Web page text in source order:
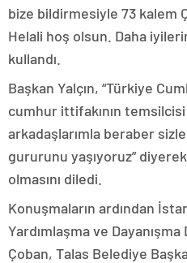
bize bildirmesiyle 73 kalem
Helali hoş olsun. Daha
kullandı.
Başkan Yalçın, “Türkiye
cumhur ittifakının
arkadaşlarımla beraber
gururunu yaşıyoruz”
olmasını diledi.
Konuşmaların ardından
Yardımlaşma ve
Çoban, Talas Belediye